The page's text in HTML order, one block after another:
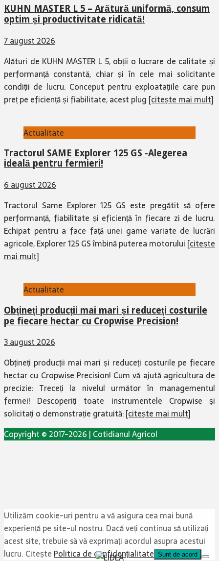
KUHN MASTER L 5 – Arătură uniformă, consum
optim și productivitate ridicată!
7 august 2026
Alături de KUHN MASTER L 5, obții o lucrare de calitate și
performanță constantă, chiar și în cele mai solicitante
condiții de lucru. Conceput pentru exploatațiile care pun
preț pe eficiență și fiabilitate, acest plug [citește mai mult]
Actualitate
Tractorul SAME Explorer 125 GS -Alegerea
ideală pentru fermieri!
6 august 2026
Tractorul Same Explorer 125 GS este pregătit să ofere
performanță, fiabilitate și eficiență în fiecare zi de lucru.
Echipat pentru a face față unei game variate de lucrări
agricole, Explorer 125 GS îmbină puterea motorului [citește
mai mult]
Actualitate
Obțineți producții mai mari și reduceți costurile
pe fiecare hectar cu Cropwise Precision!
3 august 2026
Obțineți producții mai mari și reduceți costurile pe fiecare
hectar cu Cropwise Precision! Cum vă ajută agricultura de
precizie: Treceți la nivelul următor în managementul
fermei! Descoperiți toate instrumentele Cropwise și
solicitați o demonstrație gratuită:[citește mai mult]
Copyright © 2017-2026 | Cotidianul Agricol
Utilizăm cookie-uri pentru a vă asigura cea mai bună
experiență pe site-ul nostru. Dacă veți continua să utilizați
acest site, trebuie să vă exprimați acordul asupra acestui
lucru. Citește Politica de confidențialitate Sunt de acord